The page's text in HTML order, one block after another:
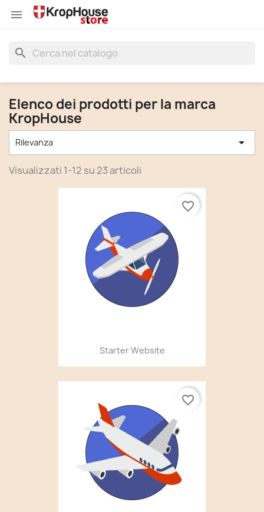

search
Elenco dei prodotti per la marca
KropHouse
Rilevanza 
Visualizzati 1-12 su 23 articoli
Starter Website
favorite_border
favorite_border